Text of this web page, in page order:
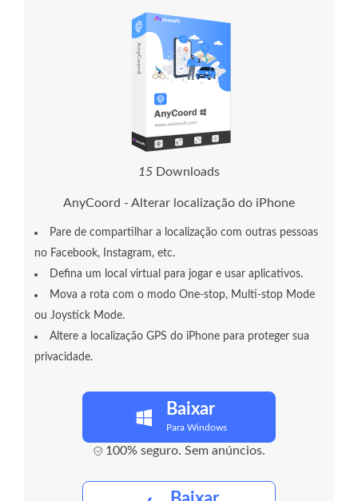
25 Downloads
AnyCoord - Alterar localização do iPhone
Pare de compartilhar a localização com outras pessoas
no Facebook, Instagram, etc.
Defina um local virtual para jogar e usar aplicativos.
Mova a rota com o modo One-stop, Multi-stop Mode
ou Joystick Mode.
Altere a localização GPS do iPhone para proteger sua
privacidade.
Baixar
Para Windows
100% seguro. Sem anúncios.